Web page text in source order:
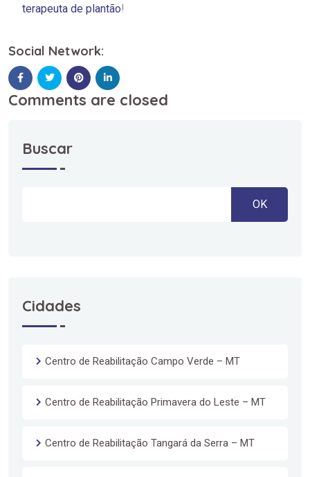
terapeuta de plantão!
Social Network:
Comments are closed
Buscar
OK
Cidades
Centro de Reabilitação Campo Verde – MT
Centro de Reabilitação Primavera do Leste – MT
Centro de Reabilitação Tangará da Serra – MT